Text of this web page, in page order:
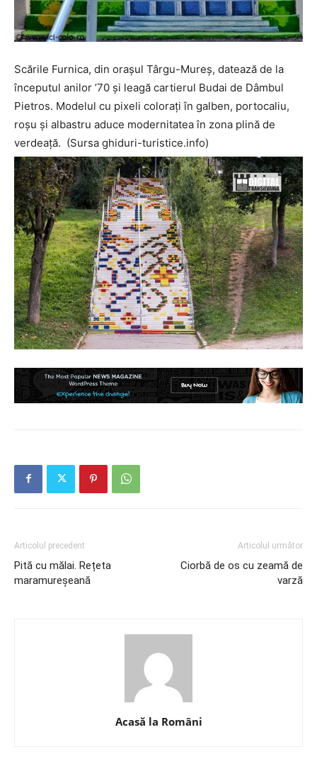
Scările Furnica, din orașul Târgu-Mureș, datează de la
începutul anilor ’70 şi leagă cartierul Budai de Dâmbul
Pietros. Modelul cu pixeli coloraţi în galben, portocaliu,
roşu şi albastru aduce modernitatea în zona plină de
verdeaţă. (Sursa ghiduri-turistice.info)
Articolul precedent
Pită cu mălai. Rețeta
maramureșeană
Articolul următor
Ciorbă de os cu zeamă de
varză
Acasă la Români